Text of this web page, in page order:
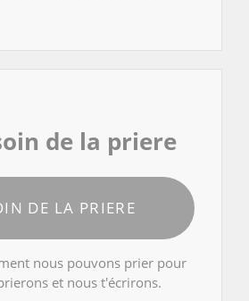
de la priere
DE LA PRIERE
nous pouvons prier pour
et nous t'écrirons.